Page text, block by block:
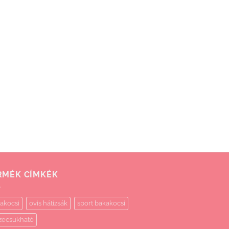
CÍMKÉK
ovis hátizsák sport bakakocsi